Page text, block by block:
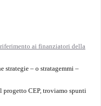
ai finanziatori della
strategie – o stratagemmi –
CEP, troviamo spunti